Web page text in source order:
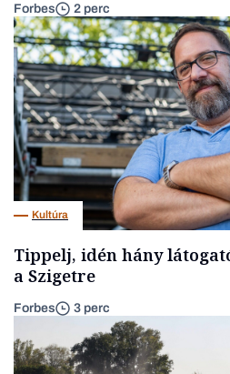
Forbes 2 perc
Kultúra
Tippelj, idén hány
a Szigetre
Forbes 3 perc